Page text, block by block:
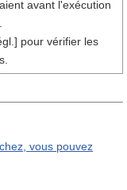
avant l'exécution
pour vérifier les
vous pouvez